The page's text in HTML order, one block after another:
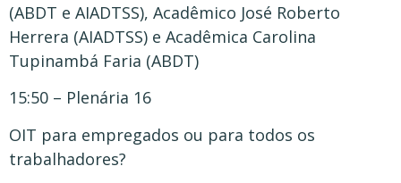
(ABDT e AIADTSS), Acadêmico José Roberto
Herrera (AIADTSS) e Acadêmica Carolina
Tupinambá Faria (ABDT)
15:50 – Plenária 16
OIT para empregados ou para todos os
trabalhadores?